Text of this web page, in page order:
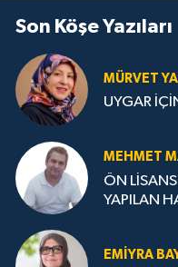
Son Köşe Yazıları
MÜRVET
UYGAR
MEHMET
ÖN
YAPILAN
EMIYRA